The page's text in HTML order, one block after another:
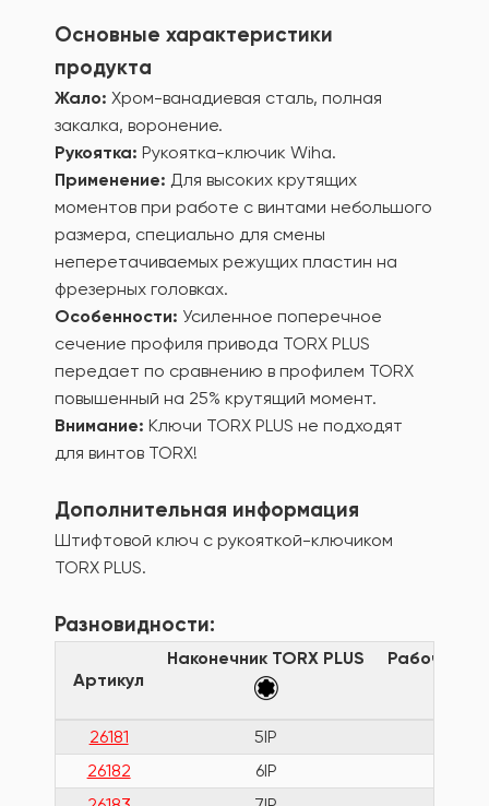
Основные характеристики
продукта
Жало: Хром-ванадиевая сталь, полная
закалка, воронение.
Рукоятка: Рукоятка-ключик Wiha.
Применение: Для высоких крутящих
моментов при работе с винтами небольшого
размера, специально для смены
неперетачиваемых режущих пластин на
фрезерных головках.
Особенности: Усиленное поперечное
сечение профиля привода ТОRХ PLUS
передает по сравнению в профилем TORX
повышенный на 25% крутящий момент.
Внимание: Ключи TORX PLUS не подходят
для винтов TORX!
Дополнительная информация
Штифтовой ключ с рукояткой-ключиком
TORX PLUS.
Разновидности:
Артикул
Наконечник TORX PLUS Рабочая
26181 5IP
26182
6IP